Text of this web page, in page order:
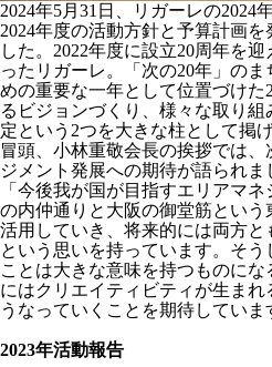
2024年5月31日、リガーレの2024
2024年度の活動方針と予算計画
した。2022年度に設立20周年を
ったリガーレ。「次の20年」の
めの重要な一年として位置づけた
るビジョンづくり、様々な取り
定という2つを大きな柱として掲
冒頭、小林重敬会長の挨拶では
ジメント発展への期待が語られま
「今後我が国が目指すエリアマ
の内仲通りと大阪の御堂筋とい
活用していき、将来的には両方
という思いを持っています。そう
ことは大きな意味を持つものに
にはクリエイティビティが生ま
うなっていくことを期待していま
2023年活動報告